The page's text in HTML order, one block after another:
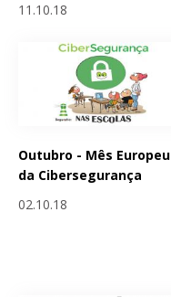
11.10.18
Outubro - Mês Europeu
da Cibersegurança
02.10.18